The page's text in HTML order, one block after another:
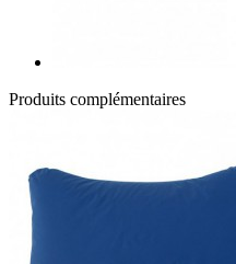
Produits complémentaires